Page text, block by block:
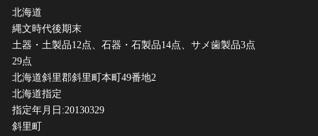
北海道
縄文時代後期末
土器・土製品12点、石器・石製品14点、サメ歯製品3点
29点
北海道斜里郡斜里町本町49番地2
北海道指定
指定年月日:20130329
斜里町